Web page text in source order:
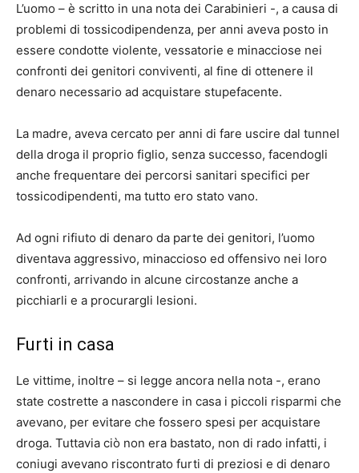
L’uomo – è scritto in una nota dei Carabinieri -, a causa di
problemi di tossicodipendenza, per anni aveva posto in
essere condotte violente, vessatorie e minacciose nei
confronti dei genitori conviventi, al fine di ottenere il
denaro necessario ad acquistare stupefacente.
La madre, aveva cercato per anni di fare uscire dal tunnel
della droga il proprio figlio, senza successo, facendogli
anche frequentare dei percorsi sanitari specifici per
tossicodipendenti, ma tutto ero stato vano.
Ad ogni rifiuto di denaro da parte dei genitori, l’uomo
diventava aggressivo, minaccioso ed offensivo nei loro
confronti, arrivando in alcune circostanze anche a
picchiarli e a procurargli lesioni.
Furti in casa
Le vittime, inoltre – si legge ancora nella nota -, erano
state costrette a nascondere in casa i piccoli risparmi che
avevano, per evitare che fossero spesi per acquistare
droga. Tuttavia ciò non era bastato, non di rado infatti, i
coniugi avevano riscontrato furti di preziosi e di denaro